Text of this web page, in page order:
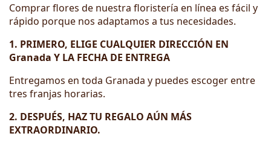
Comprar flores de nuestra floristería en línea es fácil y
rápido porque nos adaptamos a tus necesidades.
1. PRIMERO, ELIGE CUALQUIER DIRECCIÓN EN
Granada Y LA FECHA DE ENTREGA
Entregamos en toda Granada y puedes escoger entre
tres franjas horarias.
2. DESPUÉS, HAZ TU REGALO AÚN MÁS
EXTRAORDINARIO.